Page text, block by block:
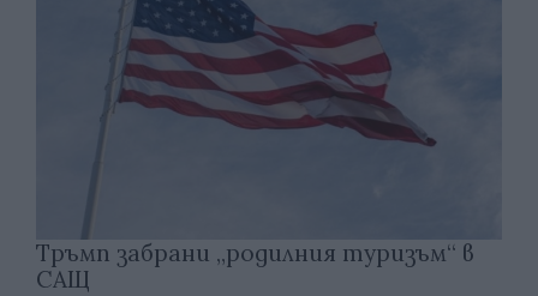
Тръмп забрани „родилния туризъм“ в
САЩ